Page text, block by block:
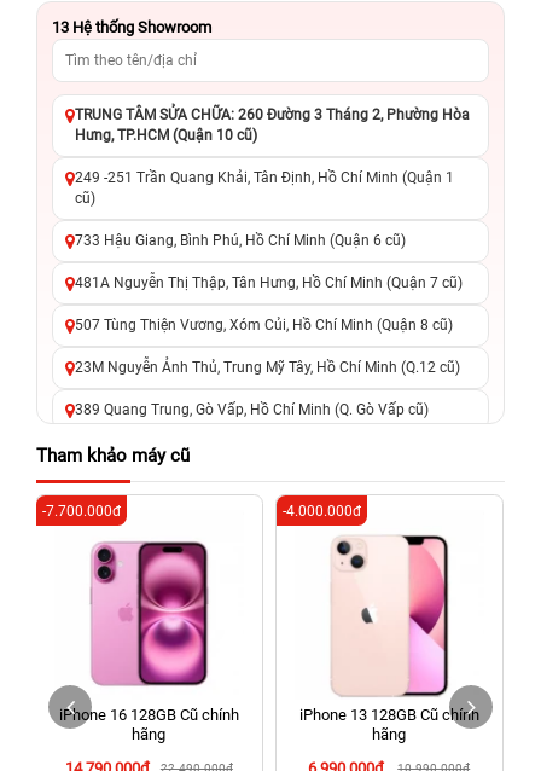
13 Hệ thống Showroom
TRUNG TÂM SỬA CHỮA: 260 Đường 3 Tháng 2, Phường Hòa
Hưng, TP.HCM (Quận 10 cũ)
249 -251 Trần Quang Khải, Tân Định, Hồ Chí Minh (Quận 1
cũ)
733 Hậu Giang, Bình Phú, Hồ Chí Minh (Quận 6 cũ)
481A Nguyễn Thị Thập, Tân Hưng, Hồ Chí Minh (Quận 7 cũ)
507 Tùng Thiện Vương, Xóm Củi, Hồ Chí Minh (Quận 8 cũ)
23M Nguyễn Ảnh Thủ, Trung Mỹ Tây, Hồ Chí Minh (Q.12 cũ)
389 Quang Trung, Gò Vấp, Hồ Chí Minh (Q. Gò Vấp cũ)
625 - 625A Âu Cơ, Tân Phú, Hồ Chí Minh (Quận Tân Phú cũ)
326 Lê Văn Việt, Tăng Nhơn Phú, Hồ Chí Minh (Q.9 TP. Thủ
Đức cũ)
256 Võ Văn Ngân, Thủ Đức, Hồ Chí Minh (Bình Thọ, TP. Thủ
Đức Cũ)
70 Nguyễn An Ninh, Dĩ An, Hồ Chí Minh (Bình Dương Cũ)
24h Vũng Tàu: 162A Ba Cu, Vũng Tàu, Hồ Chí Minh (TP. Vũng
Tàu cũ)
198 Hoàng Văn Thụ, Tân Sơn Nhất, Hồ Chí Minh (Tân Bình
Tham khảo máy cũ
iPhone 16 128GB Cũ chính
hãng
22.490.000đ
-7.700.000đ
iPhone 13 128GB Cũ chính
hãng
10.990.000đ
-4.000.000đ